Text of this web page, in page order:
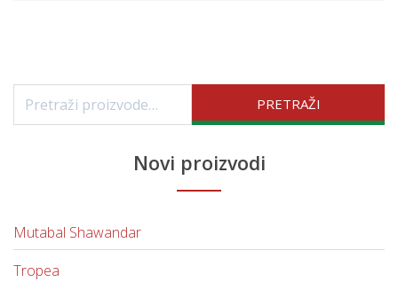
PRETRAŽI
Novi proizvodi
Mutabal Shawandar
Tropea